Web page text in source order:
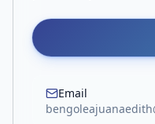
Email